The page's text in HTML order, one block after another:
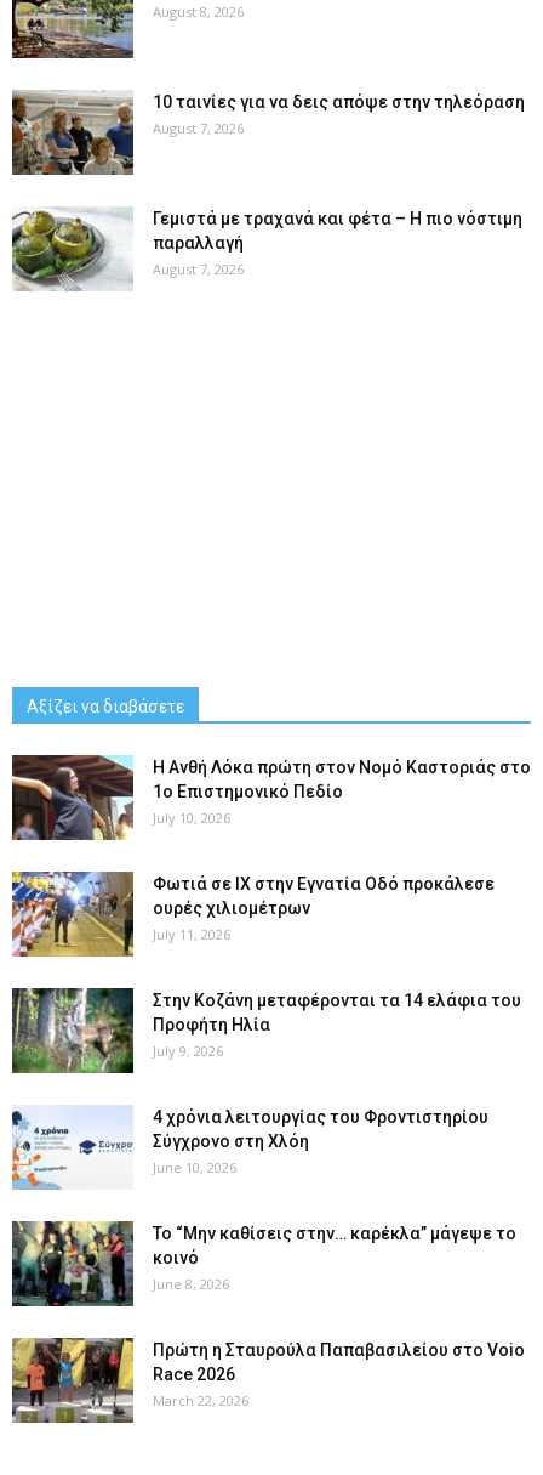
August 8, 2026
10 ταινίες για να δεις απόψε στην τηλεόραση
August 7, 2026
Γεμιστά με τραχανά και φέτα – Η πιο νόστιμη
παραλλαγή
August 7, 2026
Αξίζει να διαβάσετε
Η Ανθή Λόκα πρώτη στον Νομό Καστοριάς στο
1ο Επιστημονικό Πεδίο
July 10, 2026
Φωτιά σε ΙΧ στην Εγνατία Οδό προκάλεσε
ουρές χιλιομέτρων
July 11, 2026
Στην Κοζάνη μεταφέρονται τα 14 ελάφια του
Προφήτη Ηλία
July 9, 2026
4 χρόνια λειτουργίας του Φροντιστηρίου
Σύγχρονο στη Χλόη
June 10, 2026
Το “Μην καθίσεις στην… καρέκλα” μάγεψε το
κοινό
June 8, 2026
Πρώτη η Σταυρούλα Παπαβασιλείου στο Voio
Race 2026
March 22, 2026